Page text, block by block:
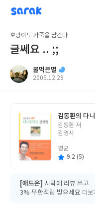
sarak
물먹은별
호랑이도 가죽을 남긴다
글쎄요 .. ;;
물먹은별
작
2005.12.29
김동환의 다
글
쓴
김동환 저
김영사
평균
9.2 (5)
[애드온] 사락에 리뷰 쓰고
3% 무한적립 받으세요 더보